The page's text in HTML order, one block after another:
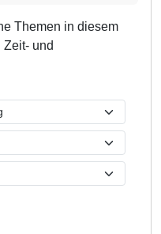
Themen in diesem
Zeit- und